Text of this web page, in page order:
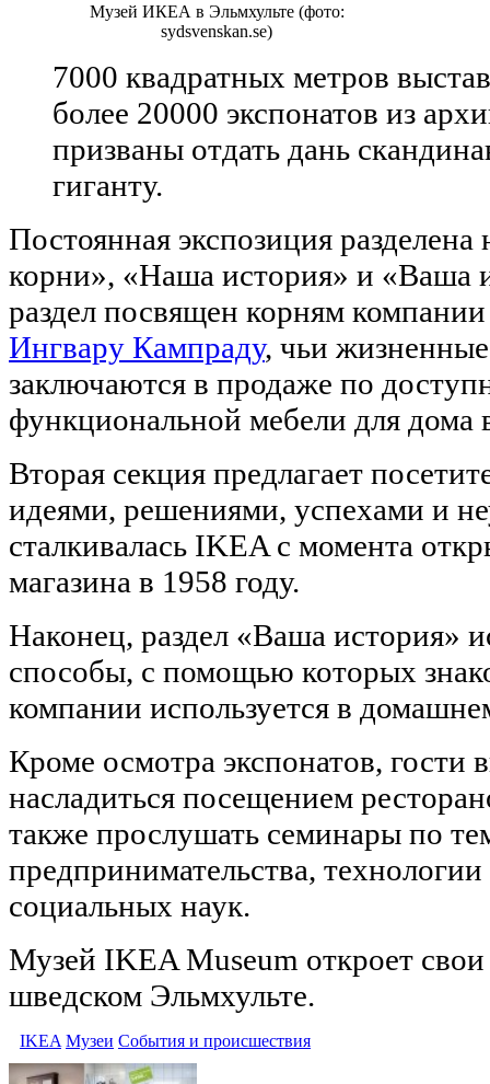
Музей ИКЕА в Эльмхульте (фото:
sydsvenskan.se)
7000 квадратных метров
более 20000 экспонатов из
призваны отдать дань
гиганту.
Постоянная экспозиция
корни», «Наша история» и «Ваша
раздел посвящен корням
Ингвару Кампраду, чьи
заключаются в продаже по
функциональной мебели для дома
Вторая секция предлагает
идеями, решениями, успехами и
сталкивалась IKEA с момента
магазина в 1958 году.
Наконец, раздел «Ваша история»
способы, с помощью которых
компании используется в
Кроме осмотра экспонатов, гости
насладиться посещением
также прослушать семинары по
предпринимательства,
социальных наук.
Музей IKEA Museum откроет
шведском Эльмхульте.
IKEA Музеи События и происшествия